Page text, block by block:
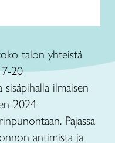
talon yhteistä
20
ilmaisen
2024
Pajassa
antimista ja